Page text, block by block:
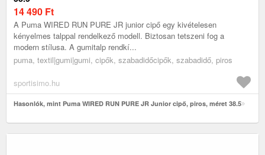
14 490 Ft
A Puma WIRED RUN PURE JR junior cipő egy kivételesen
kényelmes talppal rendelkező modell. Biztosan tetszeni fog a
modern stílusa. A gumitalp rendkí...
puma, textil|gumi|gumi, cipők, szabadidőcipők, szabadidő, piros
sportisimo.hu
Hasonlók, mint Puma WIRED RUN PURE JR Junior cipő, piros, méret 38.5